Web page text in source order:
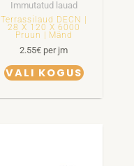
Immutatud lauad
Terrassilaud DECN |
28 X 120 X 6000
Pruun | Mänd
2.55€ per jm
VALI KOGUS